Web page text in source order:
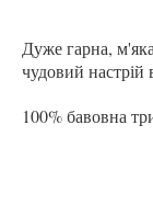
Дуже гарна,
чудовий настрій
100% бавовна